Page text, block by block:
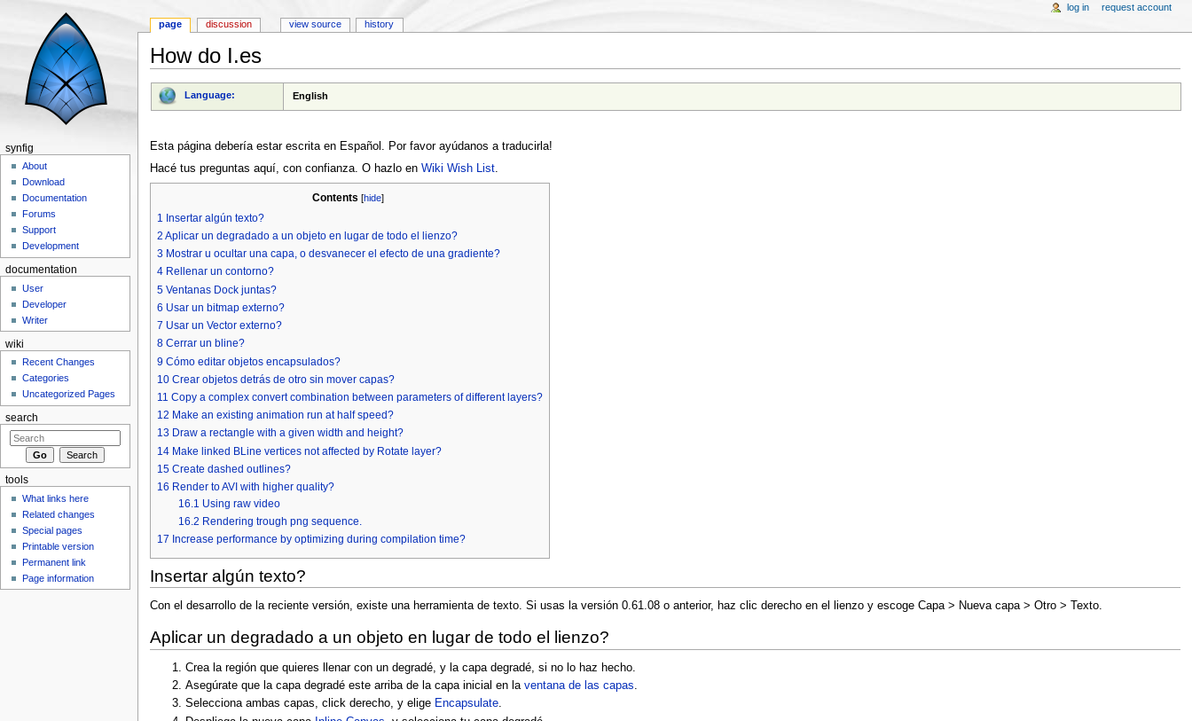
How do I.es
Language: English
Esta página debería estar escrita en Español. Por favor ayúdanos a traducirla!
Hacé tus preguntas aquí, con confianza. O hazlo en Wiki Wish List.
Contents [hide]
1 Insertar algún texto?
2 Aplicar un degradado a un objeto en lugar de todo el lienzo?
3 Mostrar u ocultar una capa, o desvanecer el efecto de una gradiente?
4 Rellenar un contorno?
5 Ventanas Dock juntas?
6 Usar un bitmap externo?
7 Usar un Vector externo?
8 Cerrar un bline?
9 Cómo editar objetos encapsulados?
10 Crear objetos detrás de otro sin mover capas?
11 Copy a complex convert combination between parameters of different layers?
12 Make an existing animation run at half speed?
13 Draw a rectangle with a given width and height?
14 Make linked BLine vertices not affected by Rotate layer?
15 Create dashed outlines?
16 Render to AVI with higher quality?
16.1 Using raw video
16.2 Rendering trough png sequence.
17 Increase performance by optimizing during compilation time?
Insertar algún texto?
Con el desarrollo de la reciente versión, existe una herramienta de texto. Si usas la versión 0.61.08 o anterior, haz clic derecho en el lienzo y escoge Capa > Nueva capa > Otro > Texto.
Aplicar un degradado a un objeto en lugar de todo el lienzo?
Crea la región que quieres llenar con un degradé, y la capa degradé, si no lo haz hecho.
Asegúrate que la capa degradé este arriba de la capa inicial en laventana de las capas.
Selecciona ambas capas, click derecho, y elige Encapsulate.
page discussion view source history
log in request account
synfig
About
Download
Documentation
Forums
Support
Development
documentation
User
Developer
Writer
wiki
Recent Changes
Categories
Uncategorized Pages
search
tools
What links here
Related changes
Special pages
Printable version
Permanent link
Page information